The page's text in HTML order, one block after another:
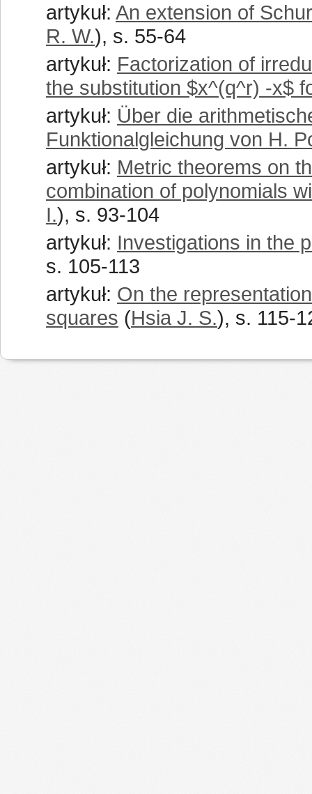
artykuł: An extension of
R. W.), s. 55-64
artykuł: Factorization of
the substitution $x^(q^r) -x$
artykuł: Über die
Funktionalgleichung von H.
artykuł: Metric theorems on
combination of polynomials
I.), s. 93-104
artykuł: Investigations in the
s. 105-113
artykuł: On the
squares (Hsia J. S.), s. 115-